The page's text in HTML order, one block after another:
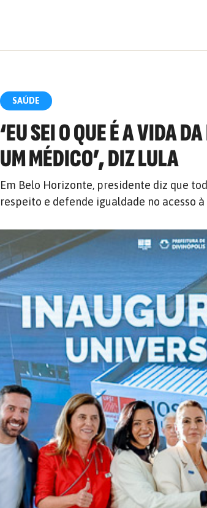
SAÚDE
‘EU SEI O QUE É A VIDA
UM MÉDICO’, DIZ LULA
Em Belo Horizonte, presidente diz que
respeito e defende igualdade no acesso à